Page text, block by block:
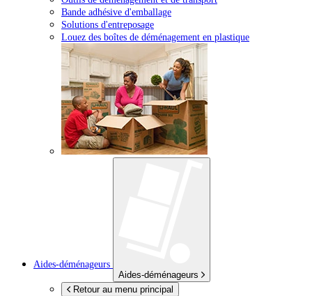
Bande adhésive d'emballage
Solutions d'entreposage
Louez des boîtes de déménagement en plastique
Aides-déménageurs
Aides-déménageurs
Retour au menu principal